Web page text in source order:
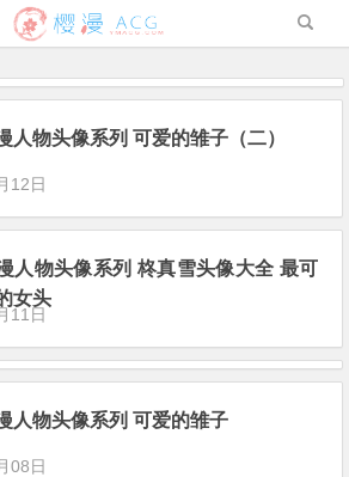
人物头像系列 可爱的雏子（二）
12日
人物头像系列 柊真雪头像大全 最可
女头
11日
人物头像系列 可爱的雏子
08日